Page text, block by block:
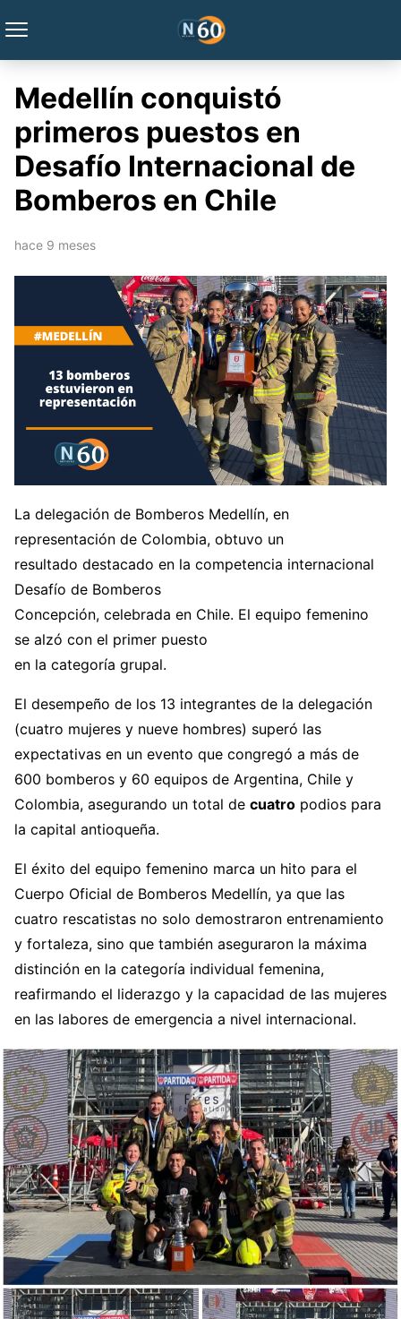
Medellín conquistó
primeros puestos en
Desafío Internacional de
Bomberos en Chile
hace 9 meses
La delegación de Bomberos Medellín, en
representación de Colombia, obtuvo un
resultado destacado en la competencia internacional
Desafío de Bomberos
Concepción, celebrada en Chile. El equipo femenino
se alzó con el primer puesto
en la categoría grupal.
El desempeño de los 13 integrantes de la delegación
(cuatro mujeres y nueve hombres) superó las
expectativas en un evento que congregó a más de
600 bomberos y 60 equipos de Argentina, Chile y
Colombia, asegurando un total de cuatro podios para
la capital antioqueña.
El éxito del equipo femenino marca un hito para el
Cuerpo Oficial de Bomberos Medellín, ya que las
cuatro rescatistas no solo demostraron entrenamiento
y fortaleza, sino que también aseguraron la máxima
distinción en la categoría individual femenina,
reafirmando el liderazgo y la capacidad de las mujeres
en las labores de emergencia a nivel internacional.